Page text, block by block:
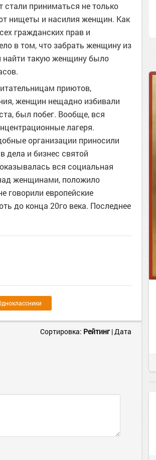
приниматься не только
нищеты и насилия женщин. Как
гражданских прав и
в том, что забрать женщину из
найти такую женщину было
приютов,
женщин нещадно избивали
был побег. Вообще, вся
лагеря.
организации приносили
дела и бизнес святой
вся социальная
женщинами, положило
говорили европейские
до конца 20го века. Последнее
Сортировка: Рейтинг|Дата